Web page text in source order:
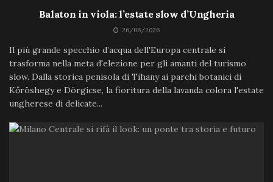
Balaton in viola: l’estate slow d’Ungheria
26/06/2026
Il più grande specchio d’acqua dell'Europa centrale si
trasforma nella meta d'elezione per gli amanti del turismo
slow. Dalla storica penisola di Tihany ai parchi botanici di
Kőröshegy e Dörgicse, la fioritura della lavanda colora l'estate
ungherese di delicate...